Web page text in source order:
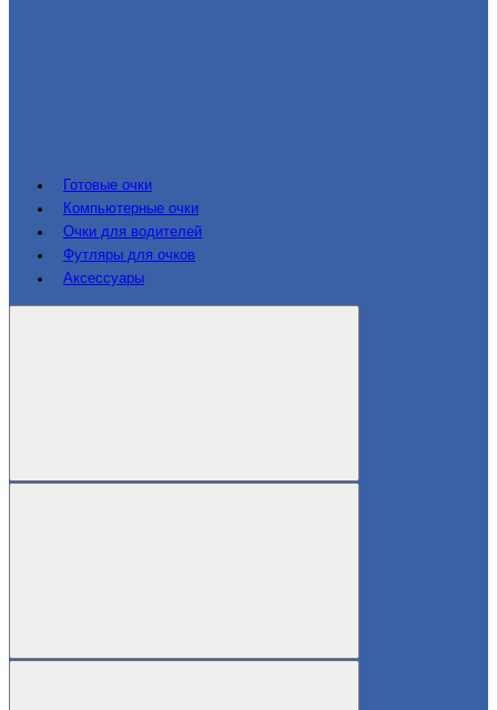
Готовые очки
Компьютерные очки
Очки для водителей
Футляры для очков
Аксессуары